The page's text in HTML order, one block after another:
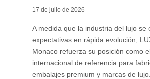
17 de julio de 2026
A medida que la industria del lujo se
expectativas en rápida evolución,
Monaco refuerza su posición como
internacional de referencia para
embalajes premium y marcas de